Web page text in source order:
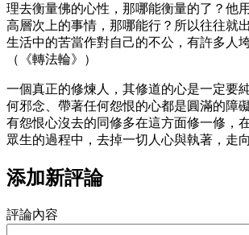
理去衡量佛的心性，那哪能衡量的了？他
高層次上的事情，那哪能行？所以往往就
生活中的苦當作對自己的不公，有許多人
（《轉法輪》）
一個真正的修煉人，其修道的心是一定要
何邪念、帶著任何怨恨的心都是圓滿的障
有怨恨心沒去的同修多在這方面修一修，
眾生的過程中，去掉一切人心與執著，走
添加新評論
評論內容